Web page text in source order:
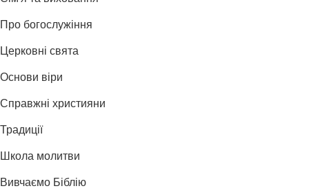
Про богослужіння
Церковні свята
Основи віри
Справжні християни
Традиції
Школа молитви
Вивчаємо Біблію